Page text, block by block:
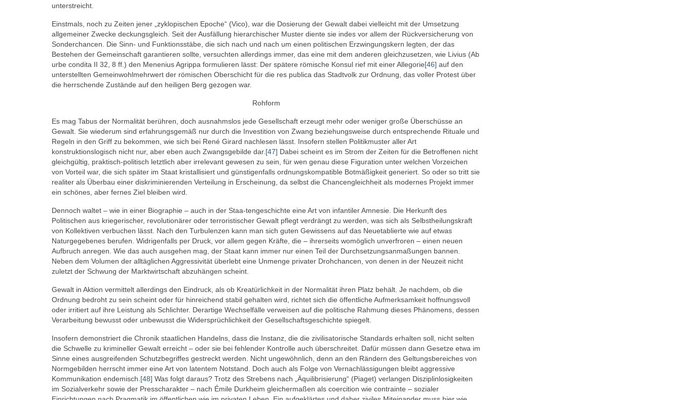
unterstreicht.
Einstmals, noch zu Zeiten jener „zyklopischen Epoche“ (Vico), war die Dosierung der Gewalt dabei vielleicht mit der Umsetzung
allgemeiner Zwecke deckungsgleich. Seit der Ausfällung hierarchischer Muster diente sie indes vor allem der Rückversicherung von
Sonderchancen. Die Sinn- und Funktionsstäbe, die sich nach und nach um einen politischen Erzwingungskern legten, der das
Bestehen der Gemeinschaft garantieren sollte, versuchten allerdings immer, das eine mit dem anderen gleichzusetzen, wie Livius (Ab
urbe condita II 32, 8 ff.) den Menenius Agrippa formulieren lässt: Der spätere römische Konsul rief mit einer Allegorie[46] auf den
unterstellten Gemeinwohlmehrwert der römischen Oberschicht für die res publica das Stadtvolk zur Ordnung, das voller Protest über
die herrschende Zustände auf den heiligen Berg gezogen war.
Rohform
Es mag Tabus der Normalität berühren, doch ausnahmslos jede Gesellschaft erzeugt mehr oder weniger große Überschüsse an
Gewalt. Sie wiederum sind erfahrungsgemäß nur durch die Investition von Zwang beziehungsweise durch entsprechende Rituale und
Regeln in den Griff zu bekommen, wie sich bei René Girard nachlesen lässt. Insofern stellen Politikmuster aller Art
konstruktionslogisch nicht nur, aber eben auch Zwangsgebilde dar. [47] Dabei scheint es im Strom der Zeiten für die Betroffenen nicht
gleichgültig, praktisch-politisch letztlich aber irrelevant gewesen zu sein, für wen genau diese Figuration unter welchen Vorzeichen
von Vorteil war, die sich später im Staat kristallisiert und günstigenfalls ordnungskompatible Botmäßigkeit generiert. So oder so tritt sie
realiter als Überbau einer diskriminierenden Verteilung in Erscheinung, da selbst die Chancengleichheit als modernes Projekt immer
ein schönes, aber fernes Ziel bleiben wird.
Dennoch waltet – wie in einer Biographie – auch in der Staa-tengeschichte eine Art von infantiler Amnesie. Die Herkunft des
Politischen aus kriegerischer, revolutionärer oder terroristischer Gewalt pflegt verdrängt zu werden, was sich als Selbstheilungskraft
von Kollektiven verbuchen lässt. Nach den Turbulenzen kann man sich guten Gewissens auf das Neuetablierte wie auf etwas
Naturgegebenes berufen. Widrigenfalls per Druck, vor allem gegen Kräfte, die – ihrerseits womöglich unverfroren – einen neuen
Aufbruch anregen. Wie das auch ausgehen mag, der Staat kann immer nur einen Teil der Durchsetzungsanmaßungen bannen.
Neben dem Volumen der alltäglichen Aggressivität überlebt eine Unmenge privater Drohchancen, von denen in der Neuzeit nicht
zuletzt der Schwung der Marktwirtschaft abzuhängen scheint.
Gewalt in Aktion vermittelt allerdings den Eindruck, als ob Kreatürlichkeit in der Normalität ihren Platz behält. Je nachdem, ob die
Ordnung bedroht zu sein scheint oder für hinreichend stabil gehalten wird, richtet sich die öffentliche Aufmerksamkeit hoffnungsvoll
oder irritiert auf ihre Leistung als Schlichter. Derartige Wechselfälle verweisen auf die politische Rahmung dieses Phänomens, dessen
Verarbeitung bewusst oder unbewusst die Widersprüchlichkeit der Gesellschaftsgeschichte spiegelt.
Insofern demonstriert die Chronik staatlichen Handelns, dass die Instanz, die die zivilisatorische Standards erhalten soll, nicht selten
die Schwelle zu krimineller Gewalt erreicht – oder sie bei fehlender Kontrolle auch überschreitet. Dafür müssen dann Gesetze etwa im
Sinne eines ausgreifenden Schutzbegriffes gestreckt werden. Nicht ungewöhnlich, denn an den Rändern des Geltungsbereiches von
Normgebilden herrscht immer eine Art von latentem Notstand. Doch auch als Folge von Vernachlässigungen bleibt aggressive
Kommunikation endemisch. [48] Was folgt daraus? Trotz des Strebens nach „Äquilibrisierung“ (Piaget) verlangen Disziplinlosigkeiten
im Sozialverkehr sowie der Presscharakter – nach Émile Durkheim gleichermaßen als coercition wie contrainte – sozialer